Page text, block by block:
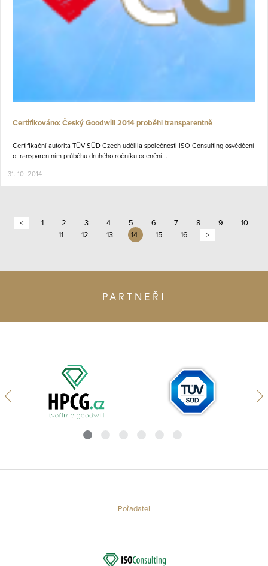
Certifikováno: Český Goodwill 2014 proběhl transparentně
Certifikační autorita TÜV SÜD Czech udělila společnosti ISO Consulting osvědčení
o transparentním průběhu druhého ročníku ocenění...
31. 10. 2014
< 1 2 3 4 5 6 7 8 9
10
11
12 13 14 15 16 >
PARTNEŘI
Pořadatel